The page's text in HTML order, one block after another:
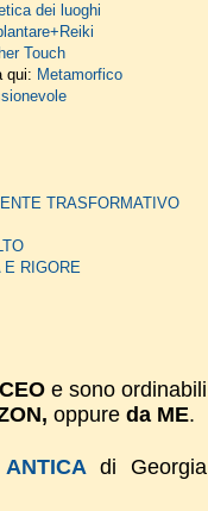
dei luoghi
Touch
qui: Metamorfico
TRASFORMATIVO
E RIGORE
e sono ordinabili
oppure da ME.
di Georgia